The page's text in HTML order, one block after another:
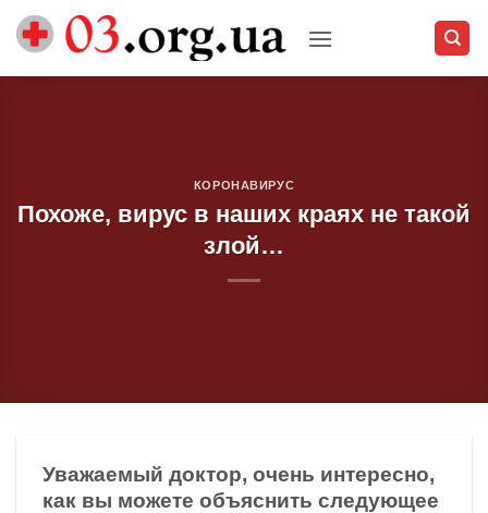
Skip
КОРОНАВИРУС
Похоже, вирус в наших краях не такой
злой…
Уважаемый доктор, очень интересно,
как вы можете объяснить следующее